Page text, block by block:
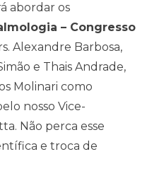
abordar os
– Congresso
Alexandre Barbosa,
e Thais Andrade,
Molinari como
nosso Vice-
Não perca esse
e troca de